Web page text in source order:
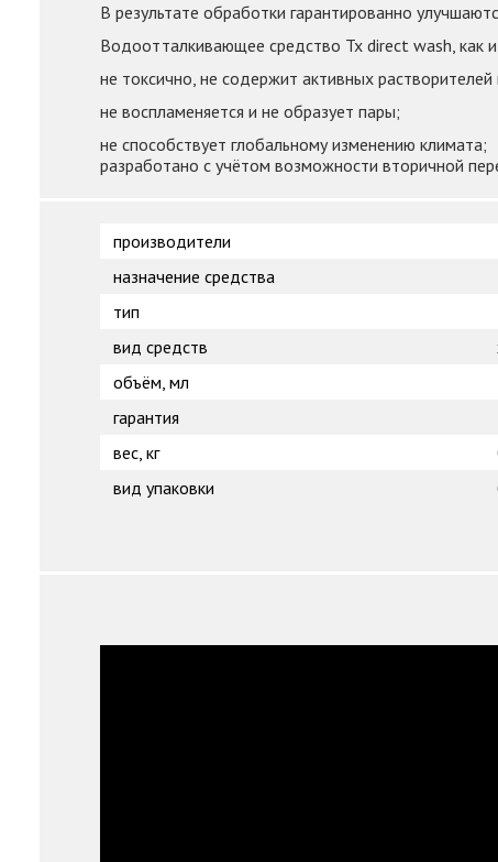
В результате обработки гарантированно
Водоотталкивающее средство Tx direct wash, как
не токсично, не содержит активных растворителей
не воспламеняется и не образует пары;
не способствует глобальному изменению климата;
разработано с учётом возможности вторичной
производители
назначение средства
тип
вид средств
объём, мл
гарантия
вес, кг
вид упаковки